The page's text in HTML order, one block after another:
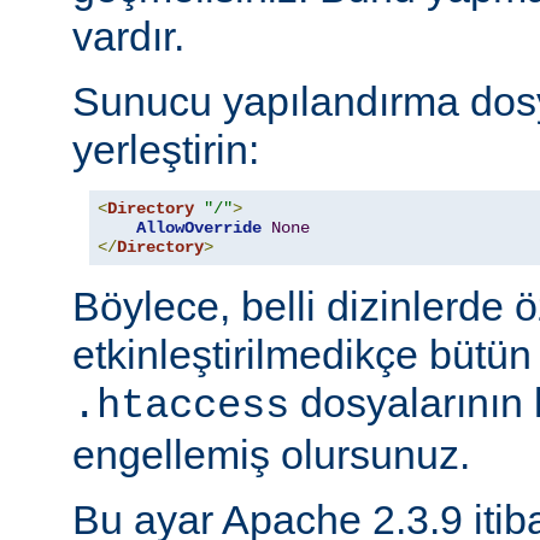
vardır.
Sunucu yapılandırma
yerleştirin:
<Directory "/">
AllowOverride None
</Directory>
Böylece, belli dizinlerde
etkinleştirilmedikçe
.htaccess dosyalarının
engellemiş olursunuz.
Bu ayar Apache 2.3.9